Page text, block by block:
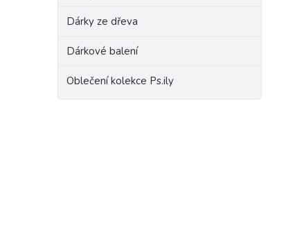
Dárky ze dřeva
Dárkové balení
Oblečení kolekce Ps.ily